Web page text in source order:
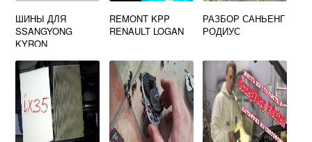
ШИНЫ ДЛЯ
SSANGYONG
KYRON
REMONT KPP
RENAULT LOGAN
РАЗБОР САНЬЕНГ
РОДИУС